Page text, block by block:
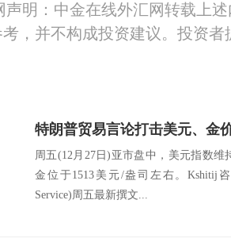
声明：中金在线外汇网转载上
，并不构成投资建议。投资
周五(12月27日)亚市盘中，美元指数维
金位于1513美元/盎司左右。Kshitij咨
Service)周五最新撰文...